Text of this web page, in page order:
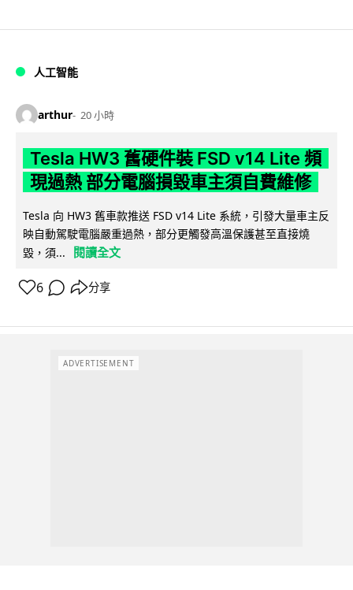
人工智能
arthur 20 小時
Tesla HW3 舊硬件裝 FSD v14 Lite 頻
現過熱 部分電腦損毀車主須自費維修
Tesla 向 HW3 舊車款推送 FSD v14 Lite 系統，引發大量車主反
映自動駕駛電腦嚴重過熱，部分更觸發高溫保護甚至直接燒
毀，須...
閱讀全文
6 分享
ADVERTISEMENT